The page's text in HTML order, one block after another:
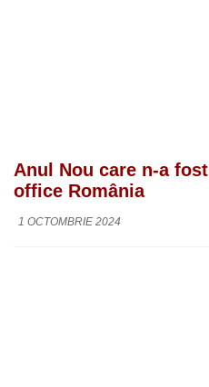
Anul Nou care n-a
office România
1 OCTOMBRIE 2024